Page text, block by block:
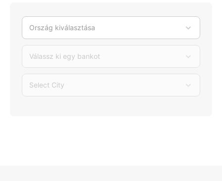
Ország kiválasztása
Válassz ki egy bankot
Select City